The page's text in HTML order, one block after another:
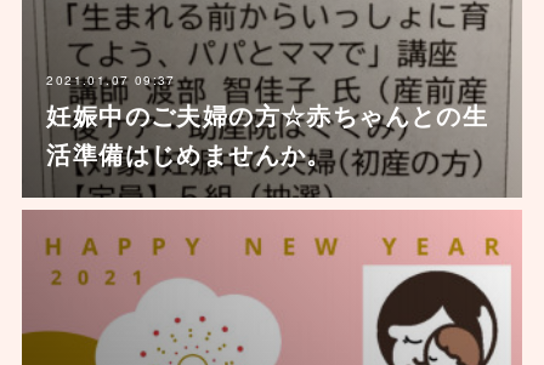
2021.01.07 09:37
妊娠中のご夫婦の方☆赤ちゃんとの生
活準備はじめませんか。